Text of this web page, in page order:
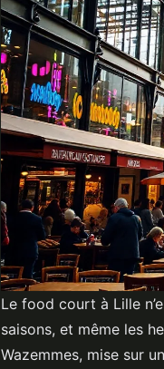
Le food court à Lille
saisons, et même les
Wazemmes, mise sur